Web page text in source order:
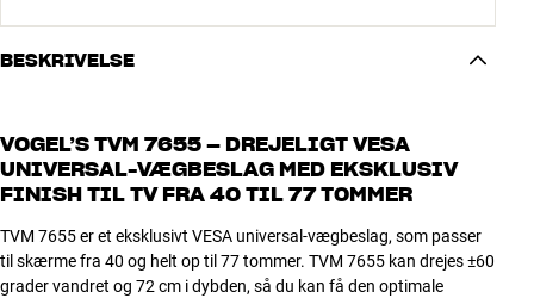
BESKRIVELSE
VOGEL’S TVM 7655 – DREJELIGT VESA
UNIVERSAL-VÆGBESLAG MED EKSKLUSIV
FINISH TIL TV FRA 40 TIL 77 TOMMER
TVM 7655 er et eksklusivt VESA universal-vægbeslag, som passer
til skærme fra 40 og helt op til 77 tommer. TVM 7655 kan drejes ±60
grader vandret og 72 cm i dybden, så du kan få den optimale